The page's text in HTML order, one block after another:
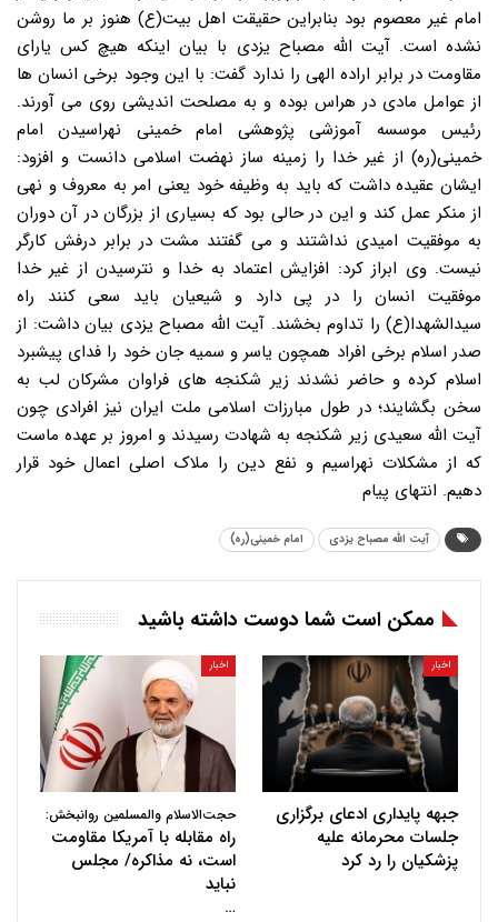
امام غیر معصوم بود بنابراین حقیقت اهل بیت(ع) هنوز بر ما روشن
نشده است. آیت الله مصباح یزدی با بیان اینکه هیچ کس یارای
مقاومت در برابر اراده الهی را ندارد گفت: با این وجود برخی انسان ها
از عوامل مادی در هراس بوده و به مصلحت اندیشی روی می آورند.
رئیس موسسه آموزشی پژوهشی امام خمینی نهراسیدن امام
خمینی(ره) از غیر خدا را زمینه ساز نهضت اسلامی دانست و افزود:
ایشان عقیده داشت که باید به وظیفه خود یعنی امر به معروف و نهی
از منکر عمل کند و این در حالی بود که بسیاری از بزرگان در آن دوران
به موفقیت امیدی نداشتند و می گفتند مشت در برابر درفش کارگر
نیست. وی ابراز کرد: افزایش اعتماد به خدا و نترسیدن از غیر خدا
موفقیت انسان را در پی دارد و شیعیان باید سعی کنند راه
سیدالشهدا(ع) را تداوم بخشند. آیت الله مصباح یزدی بیان داشت: از
صدر اسلام برخی افراد همچون یاسر و سمیه جان خود را فدای پیشبرد
اسلام کرده و حاضر نشدند زیر شکنجه های فراوان مشرکان لب به
سخن بگشایند؛ در طول مبارزات اسلامی ملت ایران نیز افرادی چون
آیت الله سعیدی زیر شکنجه به شهادت رسیدند و امروز بر عهده ماست
که از مشکلات نهراسیم و نفع دین را ملاک اصلی اعمال خود قرار
دهیم. انتهای پیام
آیت الله مصباح یزدی امام خمینی(ره)
ممکن است شما دوست داشته باشید
اخبار
جبهه پایداری ادعای برگزاری
جلسات محرمانه علیه
پزشکیان را رد کرد
اخبار
حجت‌الاسلام والمسلمین روانبخش:
راه مقابله با آمریکا مقاومت
است، نه مذاکره/ مجلس
نباید
…